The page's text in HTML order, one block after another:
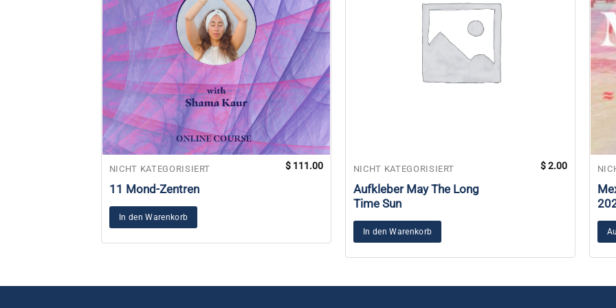
NICHT KATEGORISIERT
11 Mond-Zentren
$ 111.00
In den Warenkorb
NICHT KATEGORISIERT
Aufkleber May The Long
Time Sun
$2.00
In den Warenkorb